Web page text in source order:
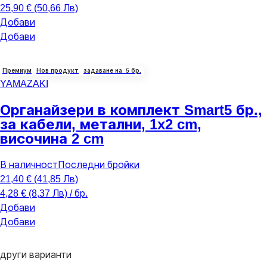
25,90 € (50,66 Лв)
Добави
Добави
Премиум Нов продукт задаване на 5 бр.
YAMAZAKI
Органайзери в комплект Smart5 бр.,
за кабели, метални, 1x2 cm,
височина 2 cm
В наличност Последни бройки
21,40 € (41,85 Лв)
4,28 € (8,37 Лв) / бр.
Добави
Добави
други варианти